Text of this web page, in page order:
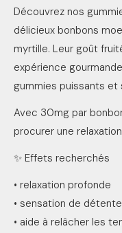
Découvrez nos
délicieux bonbons
myrtille. Leur goût
expérience
gummies puissants et
Avec 30mg par
procurer une
✨ Effets recherchés
• relaxation profonde
• sensation de
• aide à relâcher les